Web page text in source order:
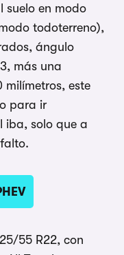
suelo en modo
todoterreno),
ángulo
más una
este
para ir
iba, solo que a
55 R22, con